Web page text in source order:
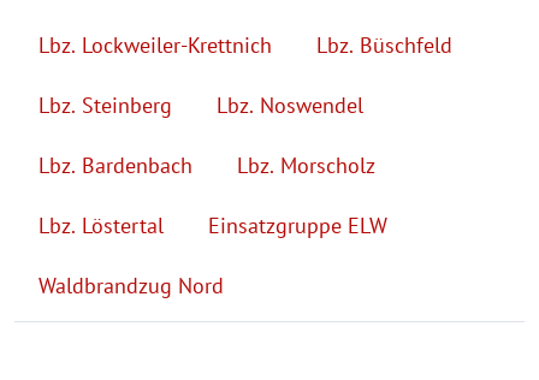
Lbz. Lockweiler-Krettnich Lbz. Büschfeld
Lbz. Steinberg Lbz. Noswendel
Lbz. Bardenbach Lbz. Morscholz
Lbz. Löstertal Einsatzgruppe ELW
Waldbrandzug Nord